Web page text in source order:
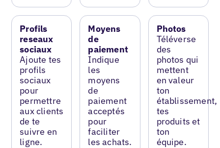
Profils
reseaux
sociaux
Ajoute tes
profils
sociaux
pour
permettre
aux clients
de te
suivre en
ligne.
Moyens
de
paiement
Indique
les
moyens
de
paiement
acceptés
pour
faciliter
les achats.
Photos
Téléverse
des
photos qui
mettent
en valeur
ton
établissement,
tes
produits et
ton
équipe.